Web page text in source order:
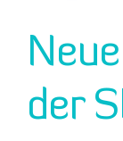
der